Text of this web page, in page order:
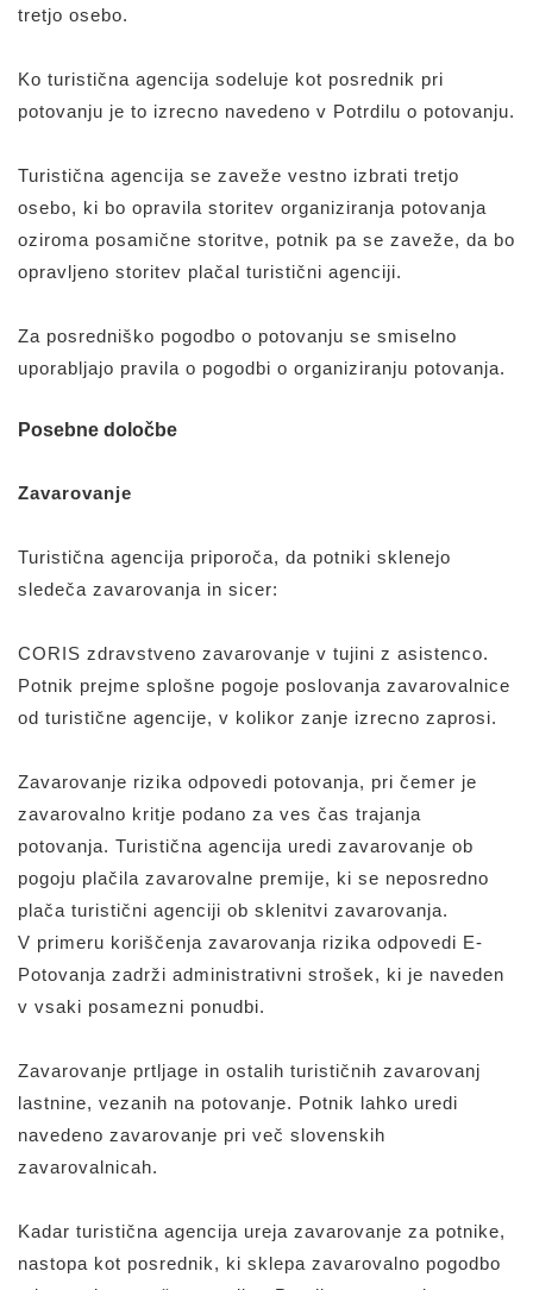
tretjo osebo.
Ko turistična agencija sodeluje kot posrednik pri
potovanju je to izrecno navedeno v Potrdilu o potovanju.
Turistična agencija se zaveže vestno izbrati tretjo
osebo, ki bo opravila storitev organiziranja potovanja
oziroma posamične storitve, potnik pa se zaveže, da bo
opravljeno storitev plačal turistični agenciji.
Za posredniško pogodbo o potovanju se smiselno
uporabljajo pravila o pogodbi o organiziranju potovanja.
Posebne določbe
Zavarovanje
Turistična agencija priporoča, da potniki sklenejo
sledeča zavarovanja in sicer:
CORIS zdravstveno zavarovanje v tujini z asistenco.
Potnik prejme splošne pogoje poslovanja zavarovalnice
od turistične agencije, v kolikor zanje izrecno zaprosi.
Zavarovanje rizika odpovedi potovanja, pri čemer je
zavarovalno kritje podano za ves čas trajanja
potovanja. Turistična agencija uredi zavarovanje ob
pogoju plačila zavarovalne premije, ki se neposredno
plača turistični agenciji ob sklenitvi zavarovanja.
V primeru koriščenja zavarovanja rizika odpovedi E-
Potovanja zadrži administrativni strošek, ki je naveden
v vsaki posamezni ponudbi.
Zavarovanje prtljage in ostalih turističnih zavarovanj
lastnine, vezanih na potovanje. Potnik lahko uredi
navedeno zavarovanje pri več slovenskih
zavarovalnicah.
Kadar turistična agencija ureja zavarovanje za potnike,
nastopa kot posrednik, ki sklepa zavarovalno pogodbo